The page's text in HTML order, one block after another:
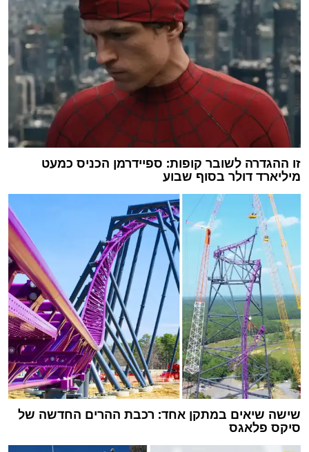
זו ההגדרה לשובר קופות: ספיידרמן הכניס כמעט
מיליארד דולר בסוף שבוע
שישה שיאים במתקן אחד: רכבת ההרים החדשה של
סיקס פלאגס